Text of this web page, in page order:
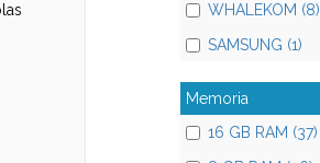
WHALEKOM (8)
SAMSUNG (1)
Memoria
16 GB RAM (37)